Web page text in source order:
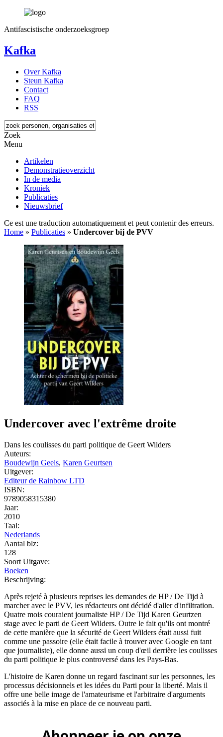
Antifascistische onderzoeksgroep
Kafka
Over Kafka
Steun Kafka
Contact
FAQ
RSS
Zoek
Menu
Artikelen
Demonstratieoverzicht
In de media
Kroniek
Publicaties
Nieuwsbrief
Ce est une traduction automatiquement et peut contenir des erreurs.
Home » Publicaties » Undercover bij de PVV
Undercover avec l'extrême droite
Dans les coulisses du parti politique de Geert Wilders
Auteurs:
Boudewijn Geels, Karen Geurtsen
Uitgever:
Editeur de Rainbow LTD
ISBN:
9789058315380
Jaar:
2010
Taal:
Nederlands
Aantal blz:
128
Soort Uitgave:
Boeken
Beschrijving:
Après rejeté à plusieurs reprises les demandes de HP / De Tijd à
marcher avec le PVV, les rédacteurs ont décidé d'aller d'infiltration.
Quatre mois couraient journaliste HP / De Tijd Karen Geurtzen
stage avec le parti de Geert Wilders. Outre le fait qu'ils ont montré
de cette manière que la sécurité de Geert Wilders était aussi fuit
comme une passoire (elle était facile à trouver avec Google en tant
que journaliste), elle donne aussi un coup d'œil derrière les coulisses
du parti politique le plus controversé dans les Pays-Bas.
L'histoire de Karen donne un regard fascinant sur les personnes, les
processus décisionnels et les idées du Parti pour la liberté. Mais il
offre une belle image de l'amateurisme et l'arbitraire d'arguments
associés à la mise en place de ce nouveau parti.